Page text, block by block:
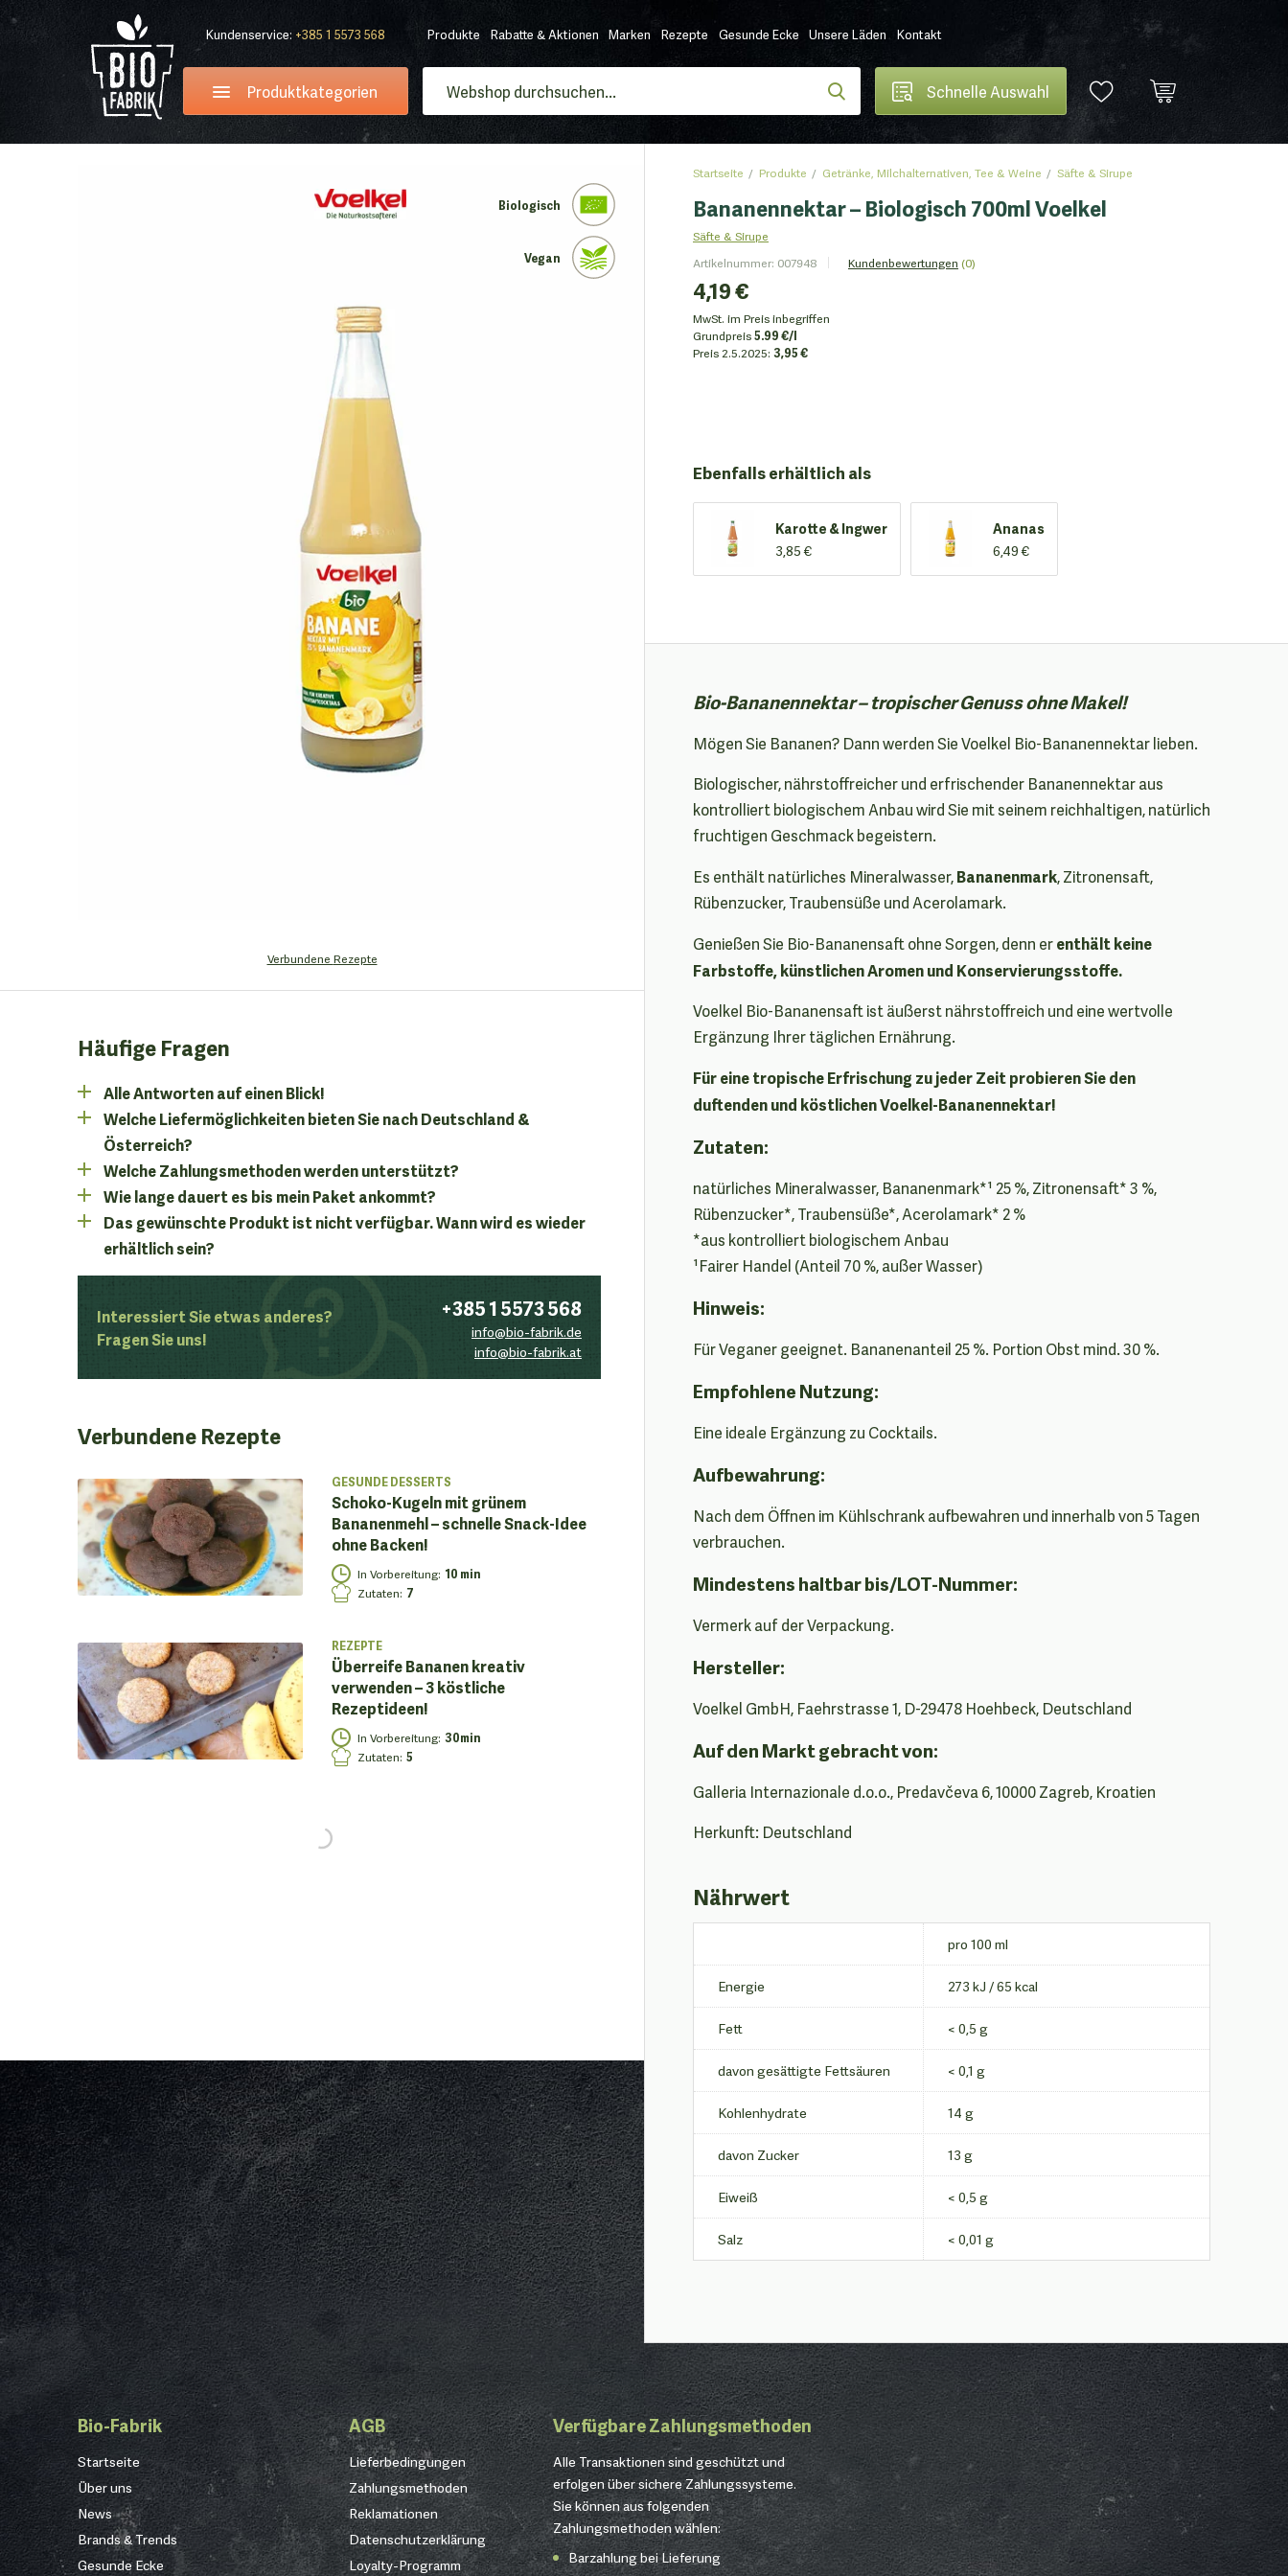
Kundenservice: +385 1 5573 568
Produktkategorien
Produkte Rabatte & Aktionen Marken Rezepte Gesunde Ecke Unsere Läden Kontakt
Schnelle Auswahl
Biologisch
Vegan
Verbundene Rezepte
Häufige Fragen
Alle Antworten auf einen Blick!
Welche Liefermöglichkeiten bieten Sie nach Deutschland &
Österreich?
Welche Zahlungsmethoden werden unterstützt?
Wie lange dauert es bis mein Paket ankommt?
Das gewünschte Produkt ist nicht verfügbar. Wann wird es wieder
erhältlich sein?
Interessiert Sie etwas anderes?
Fragen Sie uns!
+385 1 5573 568
info@bio-fabrik.de
info@bio-fabrik.at
VerbundeneRezepte
GESUNDE DESSERTS
Schoko-Kugeln mit grünem
Bananenmehl – schnelle Snack-Idee
ohne Backen!
In Vorbereitung: 10 min
Zutaten: 7
REZEPTE
Überreife Bananen kreativ
verwenden – 3 köstliche
Rezeptideen!
In Vorbereitung: 30min
Zutaten: 5
Startseite Produkte Getränke, Milchalternativen, Tee & Weine Säfte & Sirupe
Bananennektar – Biologisch 700ml Voelkel
Säfte & Sirupe
Artikelnummer: 007948 Kundenbewertungen (0)
4,19 €
MwSt. im Preis inbegriffen
Grundpreis5.99 €/l
Preis 2.5.2025: 3,95 €
Ebenfalls erhältlich als
Karotte & Ingwer
3,85 €
Ananas
6,49 €
Bio-Bananennektar – tropischer Genuss ohne Makel!
Mögen Sie Bananen? Dann werden Sie Voelkel Bio-Bananennektar lieben.
Biologischer, nährstoffreicher und erfrischender Bananennektar aus
kontrolliert biologischem Anbau wird Sie mit seinem reichhaltigen, natürlich
fruchtigen Geschmack begeistern.
Es enthält natürliches Mineralwasser,Bananenmark, Zitronensaft,
Rübenzucker, Traubensüße und Acerolamark.
Genießen Sie Bio-Bananensaft ohne Sorgen, denn erenthält keine
Farbstoffe, künstlichen Aromen und Konservierungsstoffe.
Voelkel Bio-Bananensaft ist äußerst nährstoffreich und eine wertvolle
Ergänzung Ihrer täglichen Ernährung.
Für eine tropische Erfrischung zu jeder Zeit probieren Sie den
duftenden und köstlichen Voelkel-Bananennektar!
Zutaten:
natürliches Mineralwasser, Bananenmark*¹ 25 %, Zitronensaft* 3 %,
Rübenzucker*, Traubensüße*, Acerolamark* 2 %
*aus kontrolliert biologischem Anbau
¹Fairer Handel (Anteil 70 %, außer Wasser)
Hinweis:
Für Veganer geeignet. Bananenanteil 25 %. Portion Obst mind. 30 %.
Empfohlene Nutzung:
Eine ideale Ergänzung zu Cocktails.
Aufbewahrung:
Nach dem Öffnen im Kühlschrank aufbewahren und innerhalb von 5 Tagen
verbrauchen.
Mindestens haltbar bis/LOT-Nummer:
Vermerk auf der Verpackung.
Hersteller:
Voelkel GmbH, Faehrstrasse 1, D-29478 Hoehbeck, Deutschland
Auf den Markt gebracht von:
Galleria Internazionale d.o.o., Predavčeva 6, 10000 Zagreb, Kroatien
Herkunft: Deutschland
Nährwert
pro 100 ml
Energie 273 kJ / 65 kcal
Fett < 0,5 g
davon gesättigte Fettsäuren < 0,1 g
Kohlenhydrate 14 g
davon Zucker 13 g
Eiweiß < 0,5 g
Salz < 0,01 g
Bio-Fabrik
Startseite
Über uns
News
Brands & Trends
Gesunde Ecke
AGB
Lieferbedingungen
Zahlungsmethoden
Reklamationen
Datenschutzerklärung
Loyalty-Programm
Verfügbare Zahlungsmethoden
Alle Transaktionen sind geschützt und
erfolgen über sichere Zahlungssysteme.
Sie können aus folgenden
Zahlungsmethoden wählen:
Barzahlung bei Lieferung